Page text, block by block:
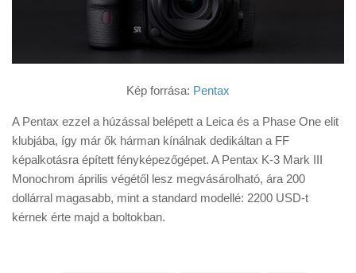
Kép forrása: Pentax
A Pentax ezzel a húzással belépett a Leica és a Phase One elit
klubjába, így már ők hárman kínálnak dedikáltan a FF
képalkotásra épített fényképezőgépet. A Pentax K-3 Mark III
Monochrom április végétől lesz megvásárolható, ára 200
dollárral magasabb, mint a standard modellé: 2200 USD-t
kérnek érte majd a boltokban.